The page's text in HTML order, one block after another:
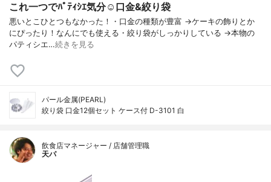
これ一つでﾊﾟﾃｨｼｴ気分☺️口金&絞り袋
悪いとこひとつもなかった！・口金の種類が豊富 →ケーキの飾りとか
にぴったり！なんにでも使える・絞り袋がしっかりしている →本物の
パティシエ…続きを見る
パール金属(PEARL)
絞り袋 口金12個セット ケース付 D-3101 白
飲食店マネージャー / 店舗管理職
天パ